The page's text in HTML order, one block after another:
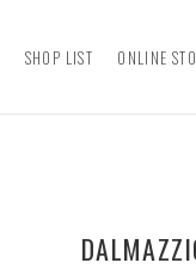
SHOP LIST ONLINE